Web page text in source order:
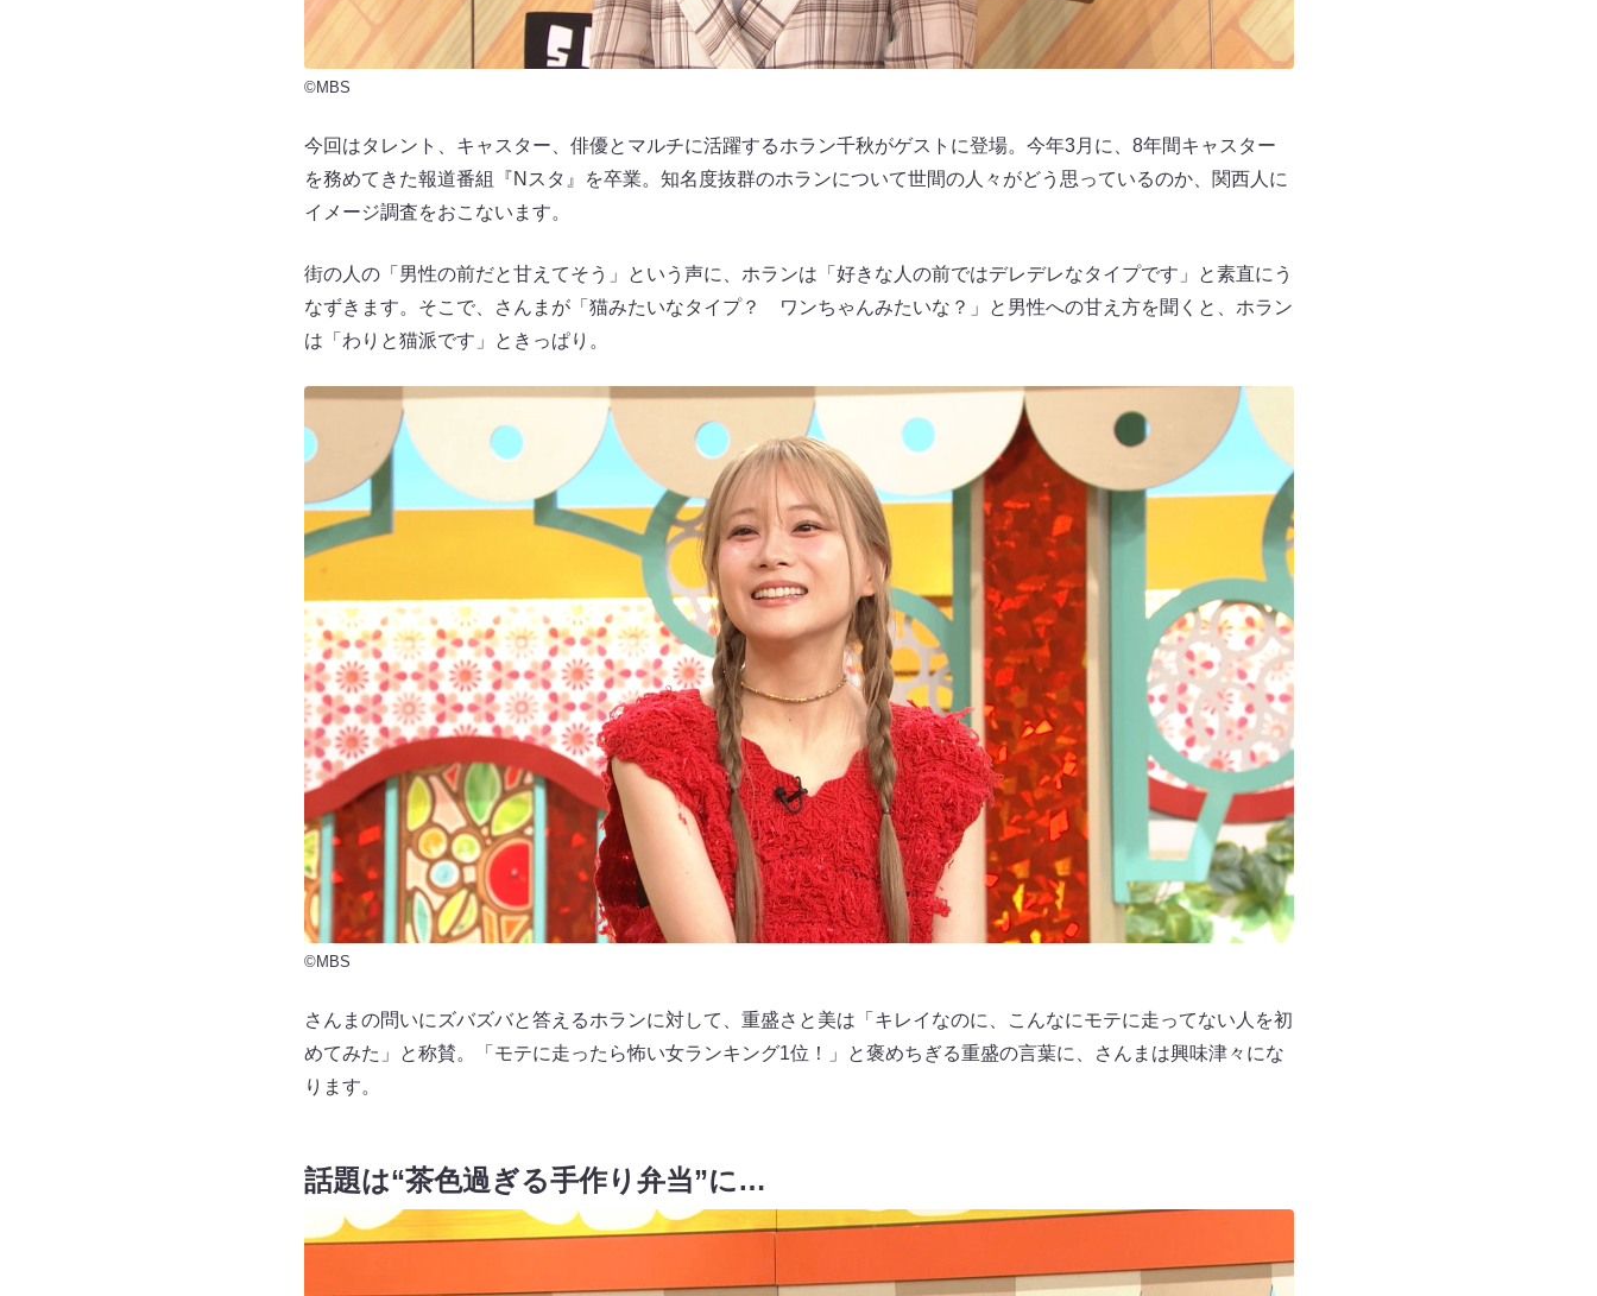
©MBS
今回はタレント、キャスター、俳優とマルチに活躍するホラン千秋がゲストに登場。今年3月に、8年間キャスター
を務めてきた報道番組『Nスタ』を卒業。知名度抜群のホランについて世間の人々がどう思っているのか、関西人に
イメージ調査をおこないます。
街の人の「男性の前だと甘えてそう」という声に、ホランは「好きな人の前ではデレデレなタイプです」と素直にう
なずきます。そこで、さんまが「猫みたいなタイプ？ ワンちゃんみたいな？」と男性への甘え方を聞くと、ホラン
は「わりと猫派です」ときっぱり。
©MBS
さんまの問いにズバズバと答えるホランに対して、重盛さと美は「キレイなのに、こんなにモテに走ってない人を初
めてみた」と称賛。「モテに走ったら怖い女ランキング1位！」と褒めちぎる重盛の言葉に、さんまは興味津々にな
ります。
話題は“茶色過ぎる手作り弁当”に…